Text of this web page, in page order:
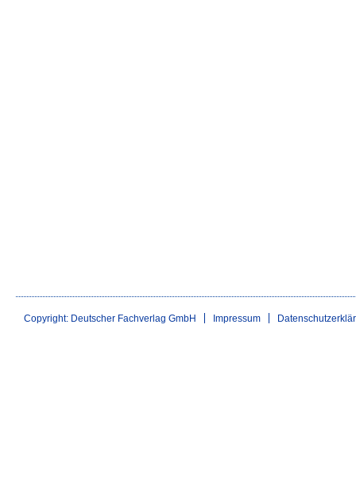
Copyright: Deutscher Fachverlag GmbH Impressum